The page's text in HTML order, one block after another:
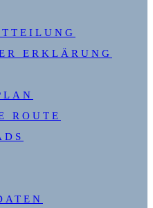
ERKLÄRUNG
ROUTE